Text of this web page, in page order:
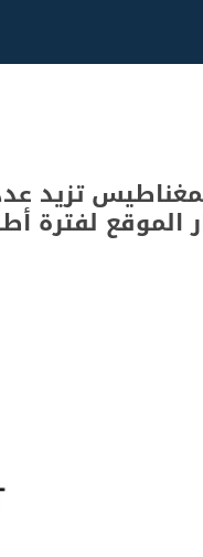
تزيد
الموقع لفترة